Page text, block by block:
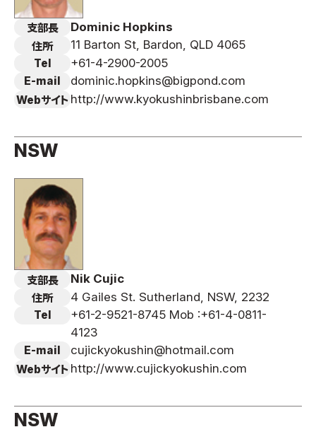
サイトマップ
Language
日本語
English
支部長 Dominic Hopkins
住所 11 Barton St, Bardon, QLD 4065
Tel +61-4-2900-2005
E-mail dominic.hopkins@bigpond.com
Webサイト http://www.kyokushinbrisbane.com
NSW
支部長 Nik Cujic
住所 4 Gailes St. Sutherland, NSW, 2232
Tel
+61-2-9521-8745 Mob :+61-4-0811-
4123
E-mail cujickyokushin@hotmail.com
Webサイト http://www.cujickyokushin.com
NSW